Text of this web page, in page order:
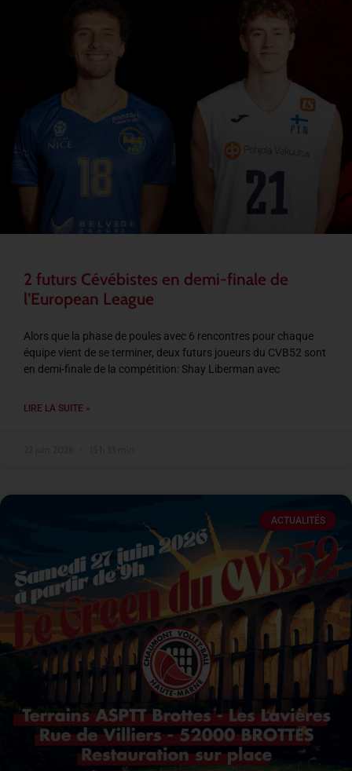
2 futurs Cévébistes en demi-finale de
l’European League
Alors que la phase de poules avec 6 rencontres pour chaque
équipe vient de se terminer, deux futurs joueurs du CVB52 sont
en demi-finale de la compétition: Shay Liberman avec
LIRE LA SUITE »
ACTUALITÉS